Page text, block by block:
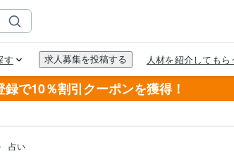
録で10％割引クーポンを獲得！
占い